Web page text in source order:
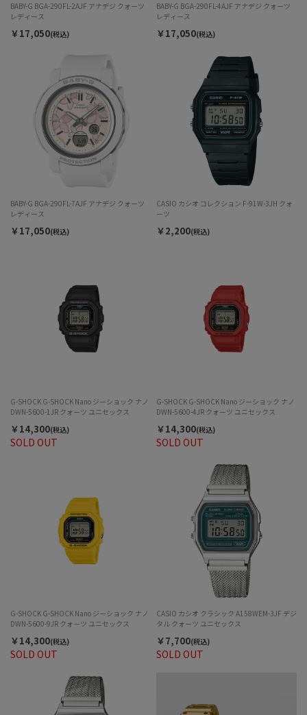
BABY-G BGA-290FL-2AJF アナデジ クォーツ
レディース
￥17,050(税込)
BABY-G BGA-290FL-4AJF アナデジ クォーツ
レディース
￥17,050(税込)
BABY-G BGA-290FL-7AJF アナデジ クォーツ
レディース
￥17,050(税込)
CASIO カシオ コレクション F-91W-3JH クォ
ーツ
￥2,200(税込)
SOLD OUT
G-SHOCK G-SHOCK Nano ジーショック ナノ
DWN-5600-1JR クォーツ ユニセックス
￥14,300(税込)
SOLD OUT
G-SHOCK G-SHOCK Nano ジーショック ナノ
DWN-5600-4JR クォーツ ユニセックス
￥14,300(税込)
SOLD OUT
G-SHOCK G-SHOCK Nano ジーショック ナノ
DWN-5600-9JR クォーツ ユニセックス
￥14,300(税込)
SOLD OUT
CASIO カシオ クラシック A158WEM-3JF デジ
タル クォーツ ユニセックス
￥7,700(税込)